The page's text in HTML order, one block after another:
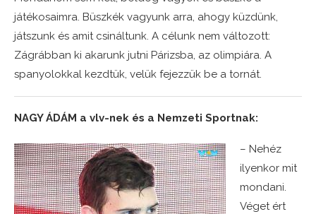
játékosaimra. Büszkék vagyunk arra, ahogy küzdünk,
játszunk és amit csináltunk. A célunk nem változott:
Zágrábban ki akarunk jutni Párizsba, az olimpiára. A
spanyolokkal kezdtük, velük fejezzük be a tornát.
NAGY ÁDÁM a vlv-nek és a Nemzeti Sportnak:
– Nehéz
ilyenkor mit
mondani.
Véget ért